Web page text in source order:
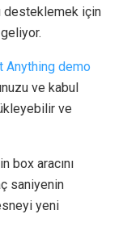
desteklemek için
Anything demo
ve kabul
ve
box aracını
saniyenin
yeni